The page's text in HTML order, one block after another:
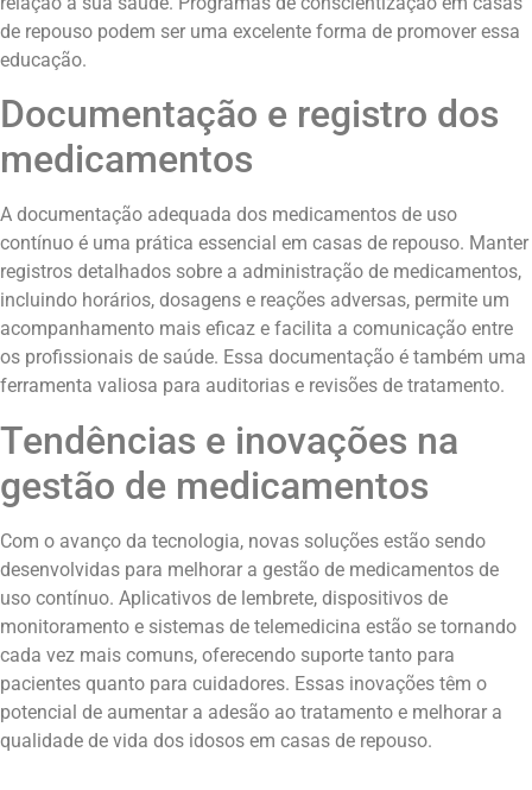
de repouso podem ser uma excelente forma de promover essa
educação.
Documentação e registro dos
medicamentos
A documentação adequada dos medicamentos de uso
contínuo é uma prática essencial em casas de repouso. Manter
registros detalhados sobre a administração de medicamentos,
incluindo horários, dosagens e reações adversas, permite um
acompanhamento mais eficaz e facilita a comunicação entre
os profissionais de saúde. Essa documentação é também uma
ferramenta valiosa para auditorias e revisões de tratamento.
Tendências e inovações na
gestão de medicamentos
Com o avanço da tecnologia, novas soluções estão sendo
desenvolvidas para melhorar a gestão de medicamentos de
uso contínuo. Aplicativos de lembrete, dispositivos de
monitoramento e sistemas de telemedicina estão se tornando
cada vez mais comuns, oferecendo suporte tanto para
pacientes quanto para cuidadores. Essas inovações têm o
potencial de aumentar a adesão ao tratamento e melhorar a
qualidade de vida dos idosos em casas de repouso.